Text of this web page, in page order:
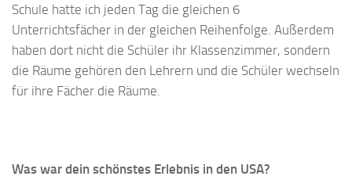
Schule hatte ich jeden Tag die gleichen 6
Unterrichtsfächer in der gleichen Reihenfolge. Außerdem
haben dort nicht die Schüler ihr Klassenzimmer, sondern
die Räume gehören den Lehrern und die Schüler wechseln
für ihre Fächer die Räume.
Was war dein schönstes Erlebnis in den USA?